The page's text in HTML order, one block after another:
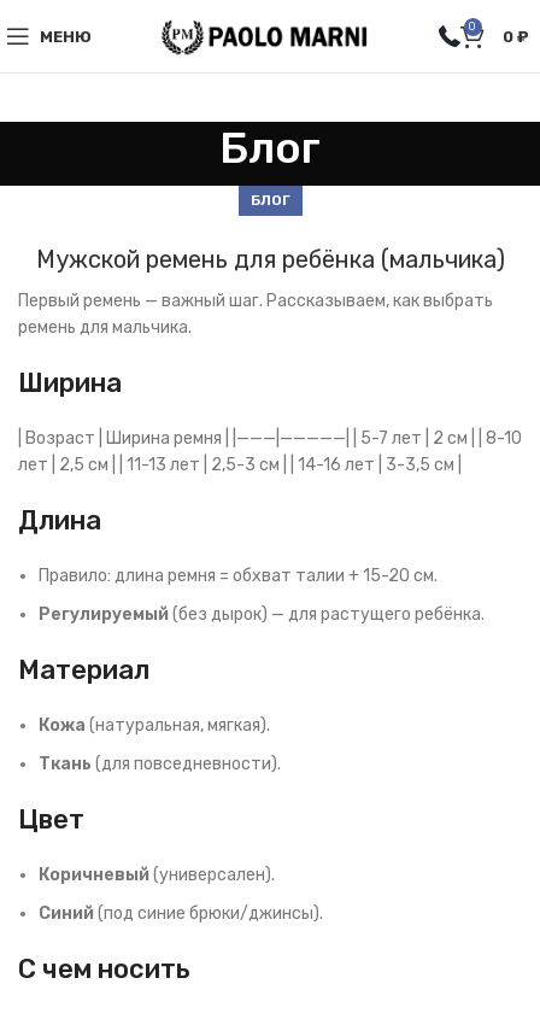
МЕНЮ
0
0 ₽
Блог
БЛОГ
Мужской ремень для ребёнка (мальчика)
Первый ремень — важный шаг. Рассказываем, как выбрать
ремень для мальчика.
Ширина
| Возраст | Ширина ремня | |———|—————| | 5-7 лет | 2 см | | 8-10
лет | 2,5 см | | 11-13 лет | 2,5-3 см | | 14-16 лет | 3-3,5 см |
Длина
Правило: длина ремня = обхват талии + 15-20 см.
Регулируемый (без дырок) — для растущего ребёнка.
Материал
Кожа (натуральная, мягкая).
Ткань (для повседневности).
Цвет
Коричневый (универсален).
Синий (под синие брюки/джинсы).
С чем носить